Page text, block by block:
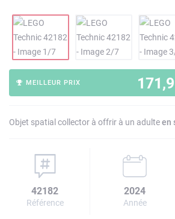
MEILLEUR PRIX
Objet spatial collector à offrir à un adulteen
42182
Référence
2024
Année